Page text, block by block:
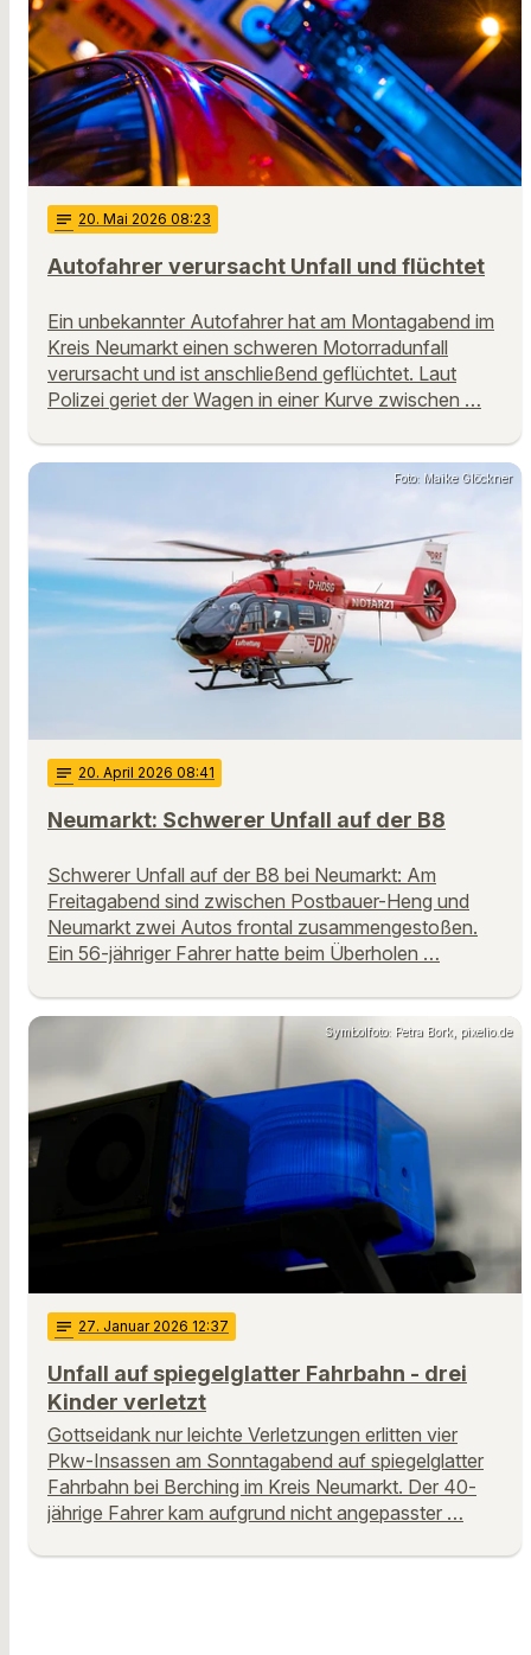
notes 20. Mai 2026 08:23
Autofahrer verursacht Unfall und flüchtet
Ein unbekannter Autofahrer hat am Montagabend im
Kreis Neumarkt einen schweren Motorradunfall
verursacht und ist anschließend geflüchtet. Laut
Polizei geriet der Wagen in einer Kurve zwischen …
Foto: Maike Glöckner
notes 20. April 2026 08:41
Neumarkt: Schwerer Unfall auf der B8
Schwerer Unfall auf der B8 bei Neumarkt: Am
Freitagabend sind zwischen Postbauer-Heng und
Neumarkt zwei Autos frontal zusammengestoßen.
Ein 56-jähriger Fahrer hatte beim Überholen …
Symbolfoto: Petra Bork, pixelio.de
notes 27. Januar 2026 12:37
Unfall auf spiegelglatter Fahrbahn - drei
Kinder verletzt
Gottseidank nur leichte Verletzungen erlitten vier
Pkw-Insassen am Sonntagabend auf spiegelglatter
Fahrbahn bei Berching im Kreis Neumarkt. Der 40-
jährige Fahrer kam aufgrund nicht angepasster …